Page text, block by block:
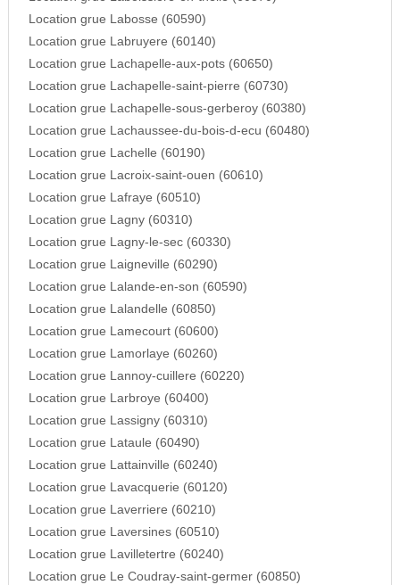
Location grue Labosse (60590)
Location grue Labruyere (60140)
Location grue Lachapelle-aux-pots (60650)
Location grue Lachapelle-saint-pierre (60730)
Location grue Lachapelle-sous-gerberoy (60380)
Location grue Lachaussee-du-bois-d-ecu (60480)
Location grue Lachelle (60190)
Location grue Lacroix-saint-ouen (60610)
Location grue Lafraye (60510)
Location grue Lagny (60310)
Location grue Lagny-le-sec (60330)
Location grue Laigneville (60290)
Location grue Lalande-en-son (60590)
Location grue Lalandelle (60850)
Location grue Lamecourt (60600)
Location grue Lamorlaye (60260)
Location grue Lannoy-cuillere (60220)
Location grue Larbroye (60400)
Location grue Lassigny (60310)
Location grue Lataule (60490)
Location grue Lattainville (60240)
Location grue Lavacquerie (60120)
Location grue Laverriere (60210)
Location grue Laversines (60510)
Location grue Lavilletertre (60240)
Location grue Le Coudray-saint-germer (60850)